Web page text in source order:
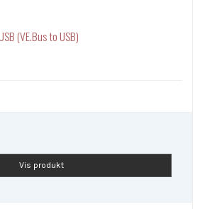
(VE.Bus to USB)
Vis produkt